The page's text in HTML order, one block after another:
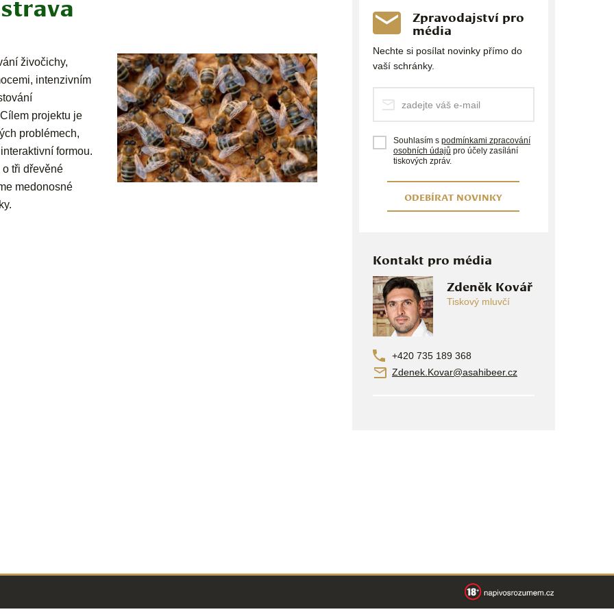
živočichy,
intenzivním
projektu je
problémech,
formou.
tři dřevěné
medonosné
Zpravodajství pro
média
Nechte si posílat novinky přímo do
vaší schránky.
Souhlasím s podmínkami zpracování
osobních údajů pro účely zasílání
tiskových zpráv.
ODEBÍRAT NOVINKY
Kontakt pro média
Zdeněk Kovář
Tiskový mluvčí
+420 735 189 368
Zdenek.Kovar@asahibeer.cz